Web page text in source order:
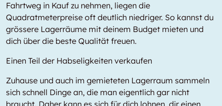
Fahrtweg in Kauf zu nehmen, liegen die
Quadratmeterpreise oft deutlich niedriger. So kannst du
grössere Lagerräume mit deinem Budget mieten und
dich über die beste Qualität freuen.
Einen Teil der Habseligkeiten verkaufen
Zuhause und auch im gemieteten Lagerraum sammeln
sich schnell Dinge an, die man eigentlich gar nicht